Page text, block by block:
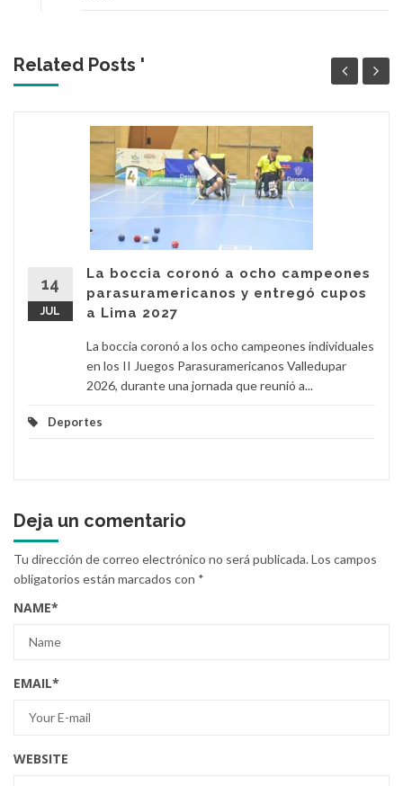
Related Posts '
14
JUL
La boccia coronó a ocho campeones
parasuramericanos y entregó cupos
a Lima 2027
La boccia coronó a los ocho campeones individuales
en los II Juegos Parasuramericanos Valledupar
2026, durante una jornada que reunió a...
Deportes
Deja un comentario
Tu dirección de correo electrónico no será publicada.Los campos
obligatorios están marcados con *
NAME*
EMAIL*
WEBSITE